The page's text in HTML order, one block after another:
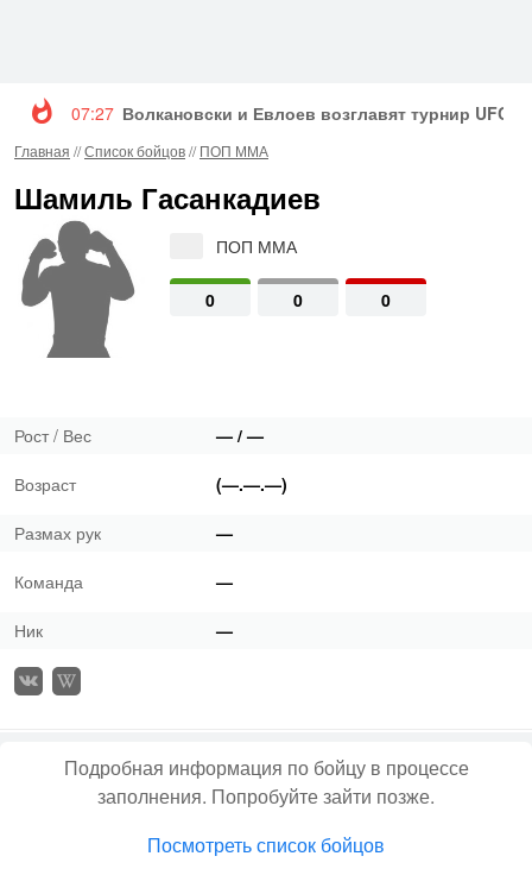
07:27 Волкановски и Евлоев возглавят турнир UFC
Главная //Список бойцов//ПОП ММА
Шамиль Гасанкадиев
ПОП ММА
0 0 0
Рост / Вес — / —
Возраст (—.—.—)
Размах рук —
Команда —
Ник —
Подробная информация по бойцу в процессе
заполнения. Попробуйте зайти позже.
Посмотреть список бойцов